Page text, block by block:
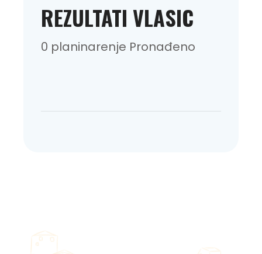
REZULTATI VLASIC
0 planinarenje Pronađeno